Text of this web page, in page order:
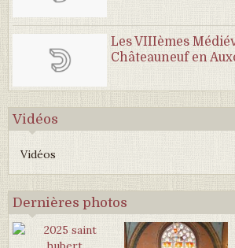
Les VIIIèmes
Châteauneuf en
Vidéos
Vidéos
Dernières photos